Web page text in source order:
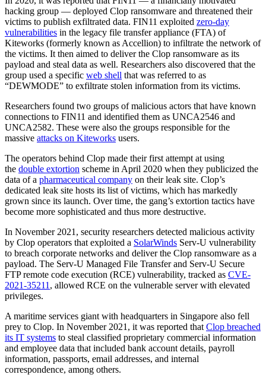
hacking group — deployed Clop ransomware and threatened their
victims to publish exfiltrated data. FIN11 exploited zero-day
vulnerabilities in the legacy file transfer appliance (FTA) of
Kiteworks (formerly known as Accellion) to infiltrate the network of
the victims. It then aimed to deliver the Clop ransomware as its
payload and steal data as well. Researchers also discovered that the
group used a specific web shell that was referred to as
“DEWMODE” to exfiltrate stolen information from its victims.
Researchers found two groups of malicious actors that have known
connections to FIN11 and identified them as UNCA2546 and
UNCA2582. These were also the groups responsible for the
massive attacks on Kiteworks users.
The operators behind Clop made their first attempt at using
the double extortion scheme in April 2020 when they publicized the
data of a pharmaceutical company on their leak site. Clop’s
dedicated leak site hosts its list of victims, which has markedly
grown since its launch. Over time, the gang’s extortion tactics have
become more sophisticated and thus more destructive.
In November 2021, security researchers detected malicious activity
by Clop operators that exploited a SolarWinds Serv-U vulnerability
to breach corporate networks and deliver the Clop ransomware as a
payload. The Serv-U Managed File Transfer and Serv-U Secure
FTP remote code execution (RCE) vulnerability, tracked as CVE-
2021-35211 , allowed RCE on the vulnerable server with elevated
privileges.
A maritime services giant with headquarters in Singapore also fell
prey to Clop. In November 2021, it was reported that Clop breached
its IT systems to steal classified proprietary commercial information
and employee data that included bank account details, payroll
information, passports, email addresses, and internal
correspondence, among others.